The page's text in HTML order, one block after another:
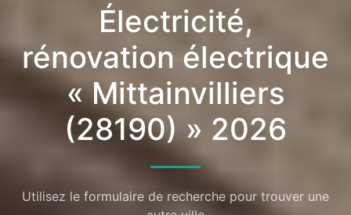
Électricité,
rénovation électrique
« Mittainvilliers
(28190) » 2026
Utilisez le formulaire de recherche pour trouver une